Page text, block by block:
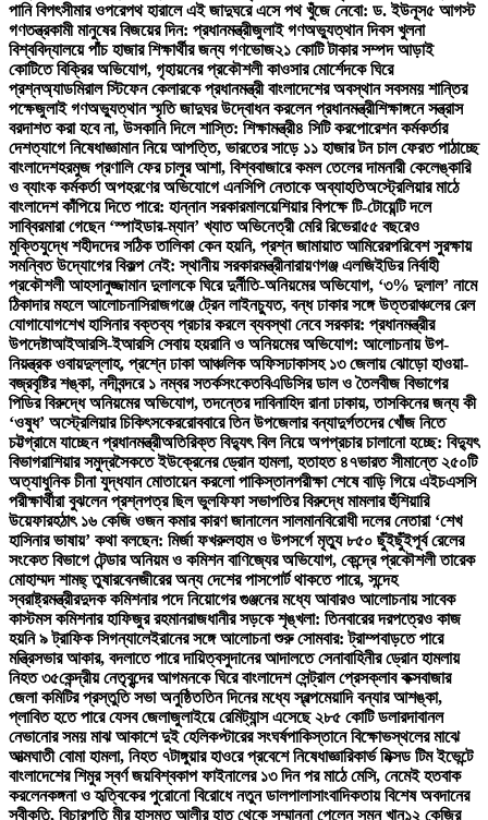
পানি বিপৎসীমার ওপরেপথ হারালে এই জাদুঘরে এসে পথ খুঁজে নেবো: ড. ইউনূস৫ আগস্ট
গণতন্ত্রকামী মানুষের বিজয়ের দিন: প্রধানমন্ত্রীজুলাই গণঅভ্যুত্থান দিবস খুলনা
বিশ্ববিদ্যালয়ে পাঁচ হাজার শিক্ষার্থীর জন্য গণভোজ২১ কোটি টাকার সম্পদ আড়াই
কোটিতে বিক্রির অভিযোগ, গৃহায়নের প্রকৌশলী কাওসার মোর্শেদকে ঘিরে
প্রশ্নঅ্যাডমিরাল স্টিফেন কেলারকে প্রধানমন্ত্রী বাংলাদেশের অবস্থান সবসময় শান্তির
পক্ষেজুলাই গণঅভ্যুত্থান স্মৃতি জাদুঘর উদ্বোধন করলেন প্রধানমন্ত্রীশিক্ষাঙ্গনে সন্ত্রাস
বরদাশত করা হবে না, উসকানি দিলে শাস্তি: শিক্ষামন্ত্রী৪ সিটি করপোরেশন কর্মকর্তার
দেশত্যাগে নিষেধাজ্ঞামান নিয়ে আপত্তি, ভারতের সাড়ে ১১ হাজার টন চাল ফেরত পাঠাচ্ছে
বাংলাদেশহরমুজ প্রণালি ফের চালুর আশা, বিশ্ববাজারে কমল তেলের দামনারী কেলেঙ্কারি
ও ব্যাংক কর্মকর্তা অপহরণের অভিযোগে এনসিপি নেতাকে অব্যাহতিঅস্ট্রেলিয়ার মাঠে
বাংলাদেশ কাঁপিয়ে দিতে পারে: হান্নান সরকারমালয়েশিয়ার বিপক্ষে টি-টোয়েন্টি দলে
সাব্বিরমারা গেছেন ‘স্পাইডার-ম্যান’ খ্যাত অভিনেত্রী মেরি রিভেরা৫৫ বছরেও
মুক্তিযুদ্ধে শহীদদের সঠিক তালিকা কেন হয়নি, প্রশ্ন জামায়াত আমিরেরপরিবেশ সুরক্ষায়
সমন্বিত উদ্যোগের বিকল্প নেই: স্থানীয় সরকারমন্ত্রীনারায়ণগঞ্জ এলজিইডির নির্বাহী
প্রকৌশলী আহসানুজ্জামান দুলালকে ঘিরে দুর্নীতি-অনিয়মের অভিযোগ, ‘৩% দুলাল’ নামে
ঠিকাদার মহলে আলোচনাসিরাজগঞ্জে ট্রেন লাইনচ্যুত, বন্ধ ঢাকার সঙ্গে উত্তরাঞ্চলের রেল
যোগাযোগশেখ হাসিনার বক্তব্য প্রচার করলে ব্যবস্থা নেবে সরকার: প্রধানমন্ত্রীর
উপদেষ্টাআইআরসি-ইআরসি সেবায় হয়রানি ও অনিয়মের অভিযোগ: আলোচনায় উপ-
নিয়ন্ত্রক ওবায়দুল্লাহ, প্রশ্নে ঢাকা আঞ্চলিক অফিসঢাকাসহ ১৩ জেলায় ঝোড়ো হাওয়া-
বজ্রবৃষ্টির শঙ্কা, নদীবন্দরে ১ নম্বর সতর্কসংকেতবিএডিসির ডাল ও তৈলবীজ বিভাগের
পিডির বিরুদ্ধে অনিয়মের অভিযোগ, তদন্তের দাবিনাহিদ রানা ঢাকায়, তাসকিনের জন্য কী
‘ওষুধ’ অস্ট্রেলিয়ার চিকিৎসকেররোববারে তিন উপজেলার বন্যাদুর্গতদের খোঁজ নিতে
চট্টগ্রামে যাচ্ছেন প্রধানমন্ত্রীঅতিরিক্ত বিদ্যুৎ বিল নিয়ে অপপ্রচার চালানো হচ্ছে: বিদ্যুৎ
বিভাগরাশিয়ার সমুদ্রসৈকতে ইউক্রেনের ড্রোন হামলা, হতাহত ৪৭ভারত সীমান্তে ২৫০টি
অত্যাধুনিক চীনা যুদ্ধযান মোতায়েন করলো পাকিস্তানপরীক্ষা শেষে বাড়ি গিয়ে এইচএসসি
পরীক্ষার্থীরা বুঝলেন প্রশ্নপত্র ছিল ভুলফিফা সভাপতির বিরুদ্ধে মামলার হুঁশিয়ারি
উয়েফারহঠাৎ ১৬ কেজি ওজন কমার কারণ জানালেন সালমানবিরোধী দলের নেতারা ‘শেখ
হাসিনার ভাষায়’ কথা বলছেন: মির্জা ফখরুলহাম ও উপসর্গে মৃত্যু ৮৫০ ছুঁইছুঁইপূর্ব রেলের
সংকেত বিভাগে টেন্ডার অনিয়ম ও কমিশন বাণিজ্যের অভিযোগ, কেন্দ্রে প্রকৌশলী তারেক
মোহাম্মদ শামছ্ তুষারবেনজীরের অন্য দেশের পাসপোর্ট থাকতে পারে, সন্দেহ
স্বরাষ্ট্রমন্ত্রীরদুদক কমিশনার পদে নিয়োগের গুঞ্জনের মধ্যে আবারও আলোচনায় সাবেক
কাস্টমস কমিশনার হাফিজুর রহমানরাজধানীর সড়কে শৃঙ্খলা: তিনবারের দরপত্রেও কাজ
হয়নি ৯ ট্রাফিক সিগন্যালেইরানের সঙ্গে আলোচনা শুরু সোমবার: ট্রাম্পবাড়তে পারে
মন্ত্রিসভার আকার, বদলাতে পারে দায়িত্বসুদানের আদালতে সেনাবাহিনীর ড্রোন হামলায়
নিহত ৩৫কেন্দ্রীয় নেতৃবৃন্দের আগমনকে ঘিরে বাংলাদেশ সেন্ট্রাল প্রেসক্লাব কক্সবাজার
জেলা কমিটির প্রস্তুতি সভা অনুষ্ঠিততিন দিনের মধ্যে স্বল্পমেয়াদি বন্যার আশঙ্কা,
প্লাবিত হতে পারে যেসব জেলাজুলাইয়ে রেমিট্যান্স এসেছে ২৮৫ কোটি ডলারদাবানল
নেভানোর সময় মাঝ আকাশে দুই হেলিকপ্টারের সংঘর্ষপাকিস্তানে বিক্ষোভস্থলের মাঝে
আত্মঘাতী বোমা হামলা, নিহত ৭টাঙ্গুয়ার হাওরে প্রবেশে নিষেধাজ্ঞারিকার্ভ মিক্সড টিম ইভেন্টে
বাংলাদেশের শিমুর স্বর্ণ জয়বিশ্বকাপ ফাইনালের ১৩ দিন পর মাঠে মেসি, নেমেই হতবাক
করলেনকঙ্গনা ও হৃত্বিকের পুরোনো বিরোধে নতুন ডালপালাসাংবাদিকতায় বিশেষ অবদানের
স্বীকৃতি, বিচারপতি মীর হাসমত আলীর হাত থেকে সম্মাননা পেলেন সুমন খান১২ কেজির